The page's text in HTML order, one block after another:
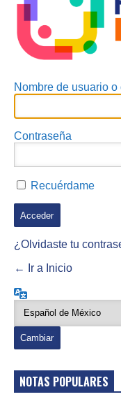
Nombre de usuario
Contraseña
Recuérdame
¿Olvidaste tu
← Ir a Inicio
NOTAS POPULARES